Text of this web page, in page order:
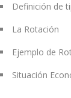
Definición de
La Rotación
Ejemplo de
Situación